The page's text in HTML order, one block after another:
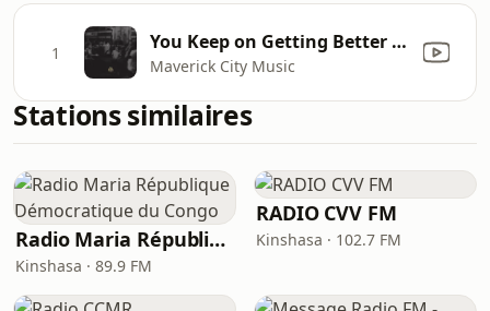
1 You Keep on Getting Better (feat. Majesty Rose)
Maverick City Music
Stations similaires
Radio Maria République Démocratique du Congo
Kinshasa · 89.9 FM
RADIO CVV FM
Kinshasa · 102.7 FM